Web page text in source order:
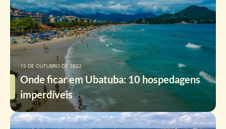
Onde ficar em Ubatuba: 10 hospedagens
imperdíveis
15 DE OUTUBRO DE 2022